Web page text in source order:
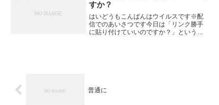
すか？
はいどうもこんばんはウイルスです※配
信でのあいさつです今日は「リンク勝手
に貼り付けていいのですか？」という内
普通に